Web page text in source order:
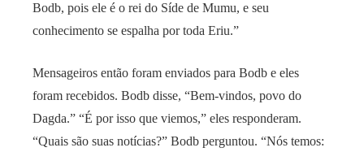
Bodb, pois ele é o rei do Síde de Mumu, e seu
conhecimento se espalha por toda Eriu.”
Mensageiros então foram enviados para Bodb e eles
foram recebidos. Bodb disse, “Bem-vindos, povo do
Dagda.” “É por isso que viemos,” eles responderam.
“Quais são suas notícias?” Bodb perguntou. “Nós temos: